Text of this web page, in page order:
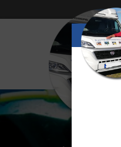
Previous